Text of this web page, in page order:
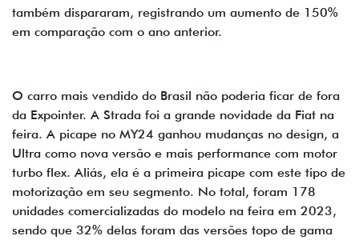
também dispararam, registrando um aumento de 150%
em comparação com o ano anterior.
O carro mais vendido do Brasil não poderia ficar de fora
da Expointer. A Strada foi a grande novidade da Fiat na
feira. A picape no MY24 ganhou mudanças no design, a
Ultra como nova versão e mais performance com motor
turbo flex. Aliás, ela é a primeira picape com este tipo de
motorização em seu segmento. No total, foram 178
unidades comercializadas do modelo na feira em 2023,
sendo que 32% delas foram das versões topo de gama